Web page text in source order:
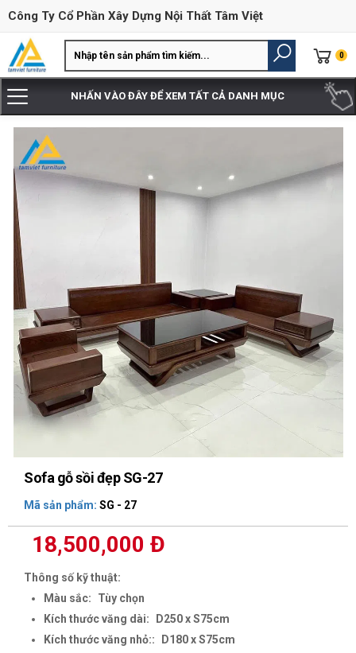
Công Ty Cổ Phần Xây Dựng Nội Thất Tâm Việt
0
NHẤN VÀO ĐÂY ĐỂ XEM TẤT CẢ DANH MỤC
Sofa gỗ sồi đẹp SG-27
Mã sản phẩm: SG - 27
18,500,000 Đ
Thông số kỹ thuật:
Màu sắc:
Tùy chọn
Kích thước văng dài:
D250 x S75cm
Kích thước văng nhỏ::
D180 x S75cm